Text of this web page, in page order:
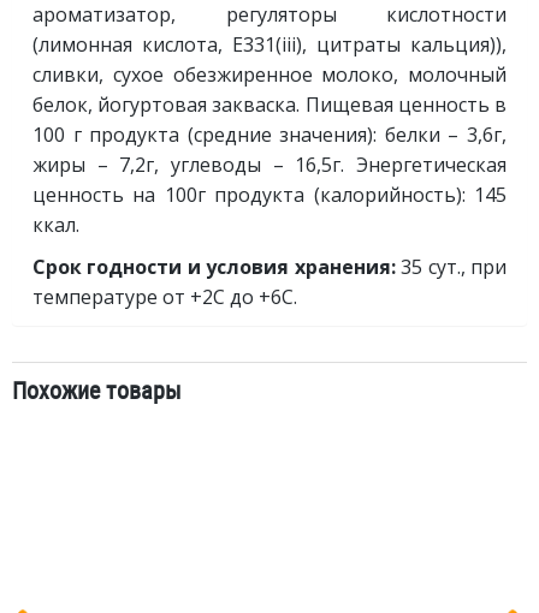
ароматизатор, регуляторы кислотности
(лимонная кислота, Е331(iii), цитраты кальция)),
сливки, сухое обезжиренное молоко, молочный
белок, йогуртовая закваска. Пищевая ценность в
100 г продукта (средние значения): белки – 3,6г,
жиры – 7,2г, углеводы – 16,5г. Энергетическая
ценность на 100г продукта (калорийность): 145
ккал.
Срок годности и условия хранения:35 сут., при
температуре от +2С до +6С.
Похожие товары